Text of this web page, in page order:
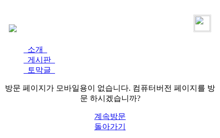
소개
게시판
토막글
방문 페이지가 모바일용이 없습니다. 컴퓨터버전 페이지를 방
문 하시겠습니까?
계속방문
돌아가기